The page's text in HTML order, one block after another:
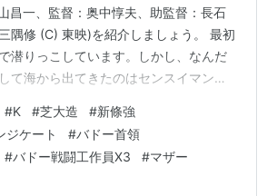
昌一、監督：奥中惇夫、助監督：長石
隅修 (C) 東映)を紹介しましょう。 最初
潜りっこしています。しかし、なんだ
て海から出てきたのはセンスイマン
をするのかと思ったら、また海の中に
た。なお、既にモグルマンが出ていた
という名前になったのだろうと思いま
くでは学生が潜っていましたが、一人
#K #芝大造 #新條強
ジケート #バドー首領
#バドー戦闘工作員X3 #マザー